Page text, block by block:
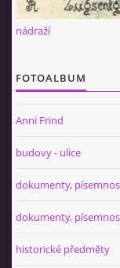
nádraží
FOTOALBUM
Anni Frind
budovy - ulice
dokumenty,
dokumenty,
historické předměty